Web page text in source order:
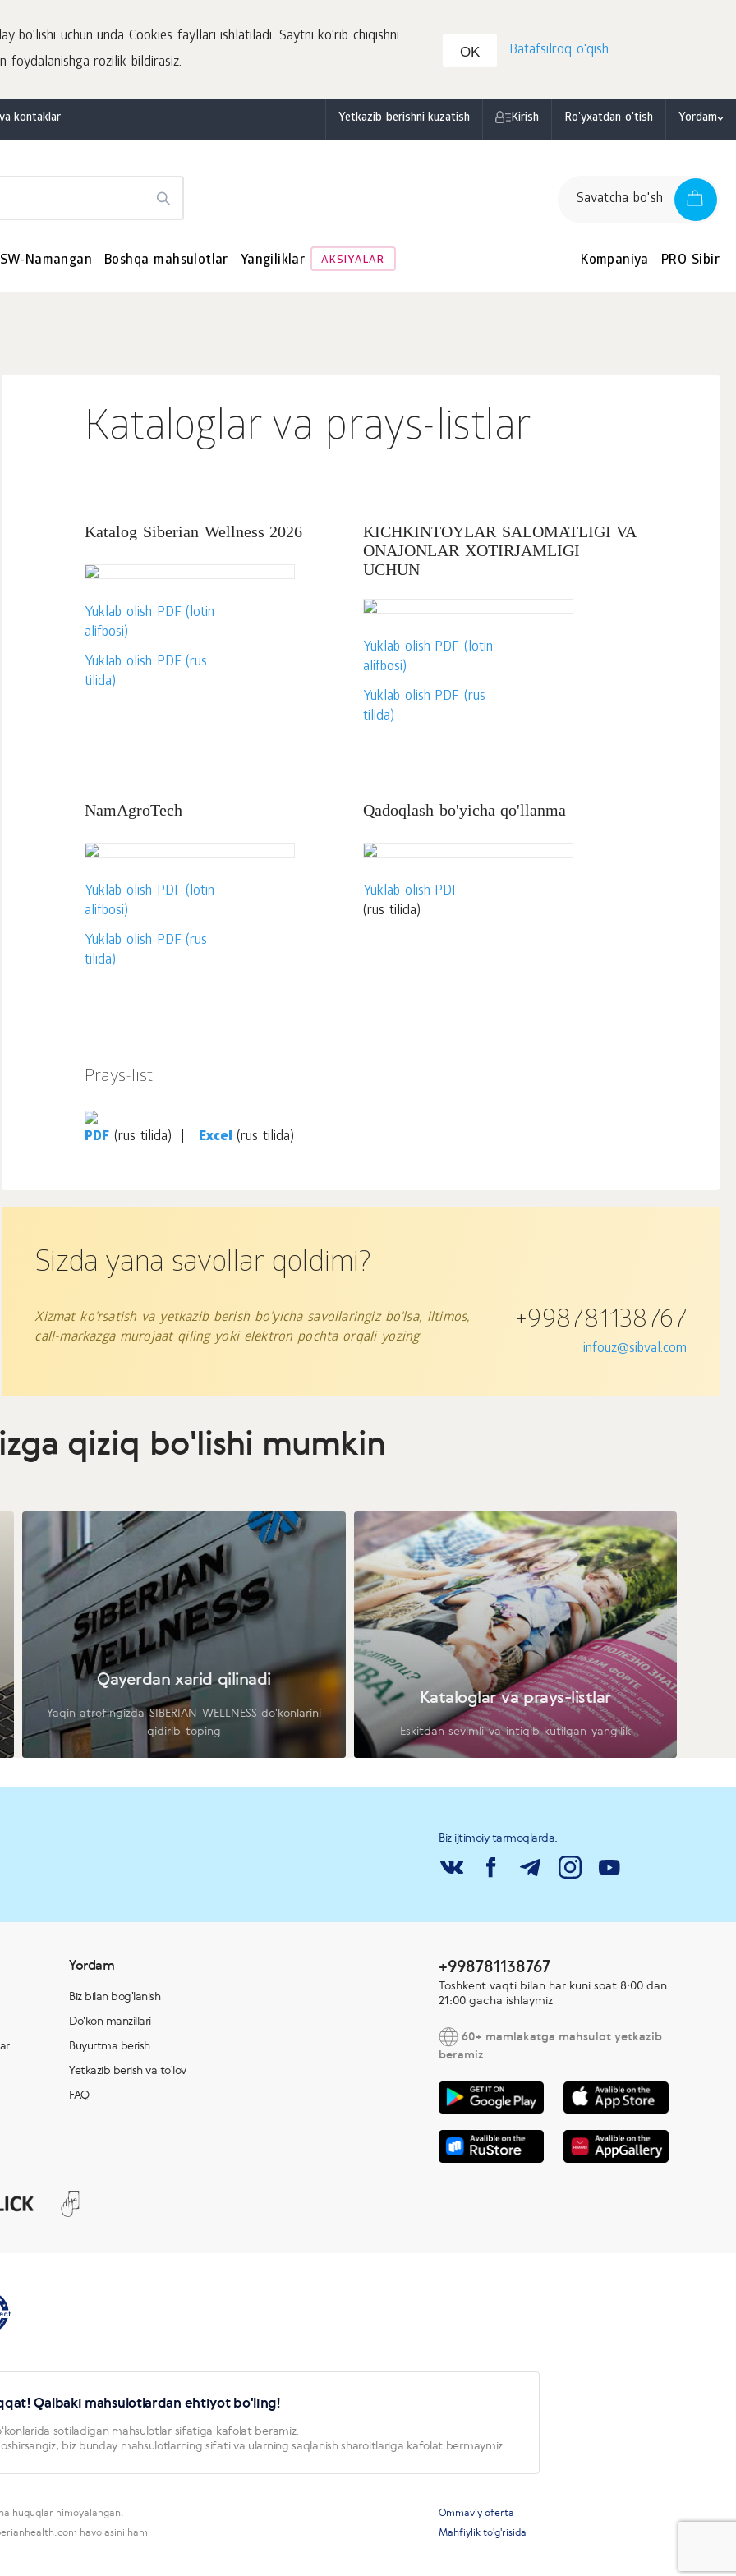
bo'lishi uchun unda Cookies fayllari ishlatiladi. Saytni ko'rib chiqishni
foydalanishga rozilik bildirasiz.
OK Batafsilroq o'qish
kontaklar Yetkazib berishni kuzatish Kirish Ro'yxatdan o'tish Yordam
Savatcha bo'sh
SW-Namangan Boshqa mahsulotlar Yangiliklar AKSIYALAR Kompaniya PRO Sibir
Kataloglar va prays-listlar
Katalog Siberian Wellness 2026
Yuklab olish PDF (lotin
alifbosi)
Yuklab olish PDF (rus
tilida)
KICHKINTOYLAR SALOMATLIGI VA
ONAJONLAR XOTIRJAMLIGI
UCHUN
Yuklab olish PDF (lotin
alifbosi)
Yuklab olish PDF (rus
tilida)
NamAgroTech
Yuklab olish PDF (lotin
alifbosi)
Yuklab olish PDF (rus
tilida)
Qadoqlash bo'yicha qo'llanma
Yuklab olish PDF
(rus tilida)
Prays-list
PDF (rus tilida) | Excel (rus tilida)
Sizda yana savollar qoldimi?
Xizmat ko'rsatish va yetkazib berish bo'yicha savollaringiz bo'lsa, iltimos,
call-markazga murojaat qiling yoki elektron pochta orqali yozing
+998781138767
infouz@sibval.com
qiziq bo'lishi mumkin
Qayerdan xarid qilinadi
Yaqin atrofingizda SIBERIAN WELLNESS do'konlarini
qidirib toping
Kataloglar va prays-listlar
Eskitdan sevimli va intiqib kutilgan yangilik
Biz ijtimoiy tarmoqlarda:
Yordam
Biz bilan bog'lanish
Do'kon manzillari
Buyurtma berish
Yetkazib berish va to'lov
FAQ
+998781138767
Toshkent vaqti bilan har kuni soat 8:00 dan
21:00 gacha ishlaymiz
60+ mamlakatga mahsulot yetkazib
beramiz
Qalbaki mahsulotlardan ehtiyot bo'ling!
sotiladigan mahsulotlar sifatiga kafolat beramiz.
biz bunday mahsulotlarning sifati va ularning saqlanish sharoitlariga kafolat bermaymiz.
huquqlar himoyalangan.
havolasini ham
Ommaviy oferta
Mahfiylik to'g'risida